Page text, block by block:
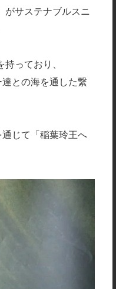
がサステナブルスニ
っており、
との海を通した繋
じて「稲葉玲王へ